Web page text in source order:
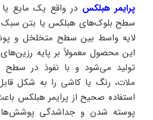
پرایمر هبلکس در واقع یک مایع
سطح بلوک‌های هبلکس یا بتن
لایه واسط بین سطح متخلخل و
این محصول معمولاً بر پایه رزین‌های
تولید می‌شود و با نفوذ در سطح
ملات، رنگ یا کاشی را به شکل
استفاده صحیح از پرایمر هبلکس
پوسته شدن و جداشدگی